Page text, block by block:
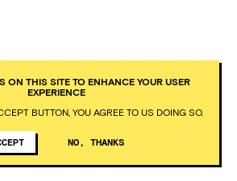
ON THIS SITE TO ENHANCE YOUR USER
EXPERIENCE
BUTTON, YOU AGREE TO US DOING SO.
NO, THANKS